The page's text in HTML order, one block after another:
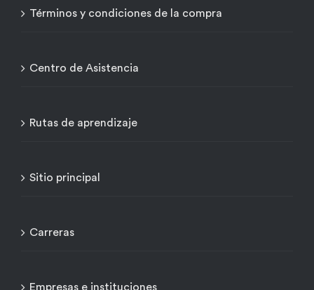
Términos y condiciones de la compra
Centro de Asistencia
Rutas de aprendizaje
Sitio principal
Carreras
Empresas e instituciones